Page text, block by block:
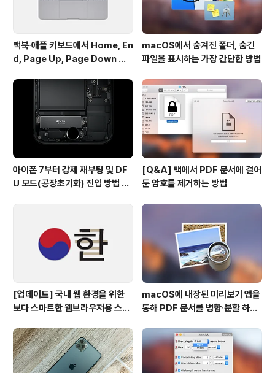
맥북∙애플 키보드에서 Home, En
d, Page Up, Page Down 키
macOS에서 숨겨진 폴더, 숨긴
파일을 표시하는 가장 간단한 방법
아이폰 7부터 강제 재부팅 및 DF
U 모드(공장초기화) 진입 방법 변
[Q&A] 맥에서 PDF 문서에 걸어
둔 암호를 제거하는 방법
[업데이트] 국내 웹 환경을 위한
보다 스마트한 웹브라우저용 스타
macOS에 내장된 미리보기 앱을
통해 PDF 문서를 병합∙분할 하는